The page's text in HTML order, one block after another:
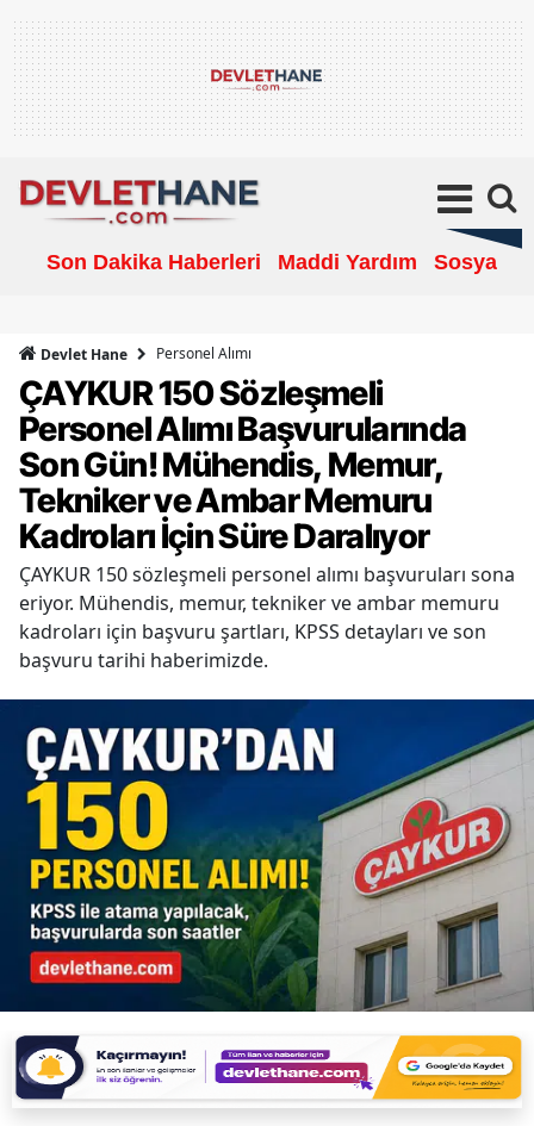
Son Dakika Haberleri Maddi Yardım Sosyal
Devlet Hane Personel Alımı
ÇAYKUR 150 Sözleşmeli
Personel Alımı Başvurularında
Son Gün! Mühendis, Memur,
Tekniker ve Ambar Memuru
Kadroları İçin Süre Daralıyor
ÇAYKUR 150 sözleşmeli personel alımı başvuruları sona
eriyor. Mühendis, memur, tekniker ve ambar memuru
kadroları için başvuru şartları, KPSS detayları ve son
başvuru tarihi haberimizde.